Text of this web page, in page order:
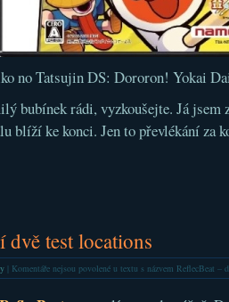
no Tatsujin DS: Dororon! Yokai
bubínek rádi, vyzkoušejte. Já jsem
blíží ke konci. Jen to převlékání za
dvě test locations
| Komentáře nejsou povolenéu textu s názvem ReflecBeat –